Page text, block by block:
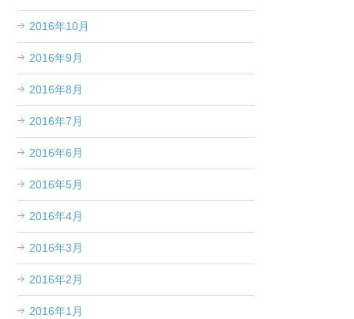
2016年10月
2016年9月
2016年8月
2016年7月
2016年6月
2016年5月
2016年4月
2016年3月
2016年2月
2016年1月